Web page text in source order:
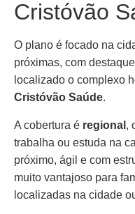
Cristóvão
O plano é focado na
próximas, com
localizado o complexo
Cristóvão Saúde.
A cobertura é regional ,
trabalha ou estuda na
próximo, ágil e com
muito vantajoso para
localizadas na cidade